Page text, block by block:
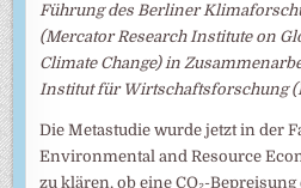
Führung des Berliner
(Mercator Research Institute on
Climate Change) in
Institut für Wirtschaftsforschung
Die Metastudie wurde jetzt in der
Environmental and Resource
zu klären, ob eine CO₂-